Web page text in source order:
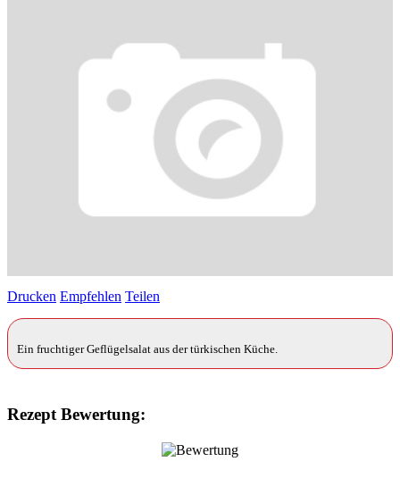
Drucken Empfehlen Teilen
Ein fruchtiger Geflügelsalat aus der türkischen Küche.
Rezept Bewertung: